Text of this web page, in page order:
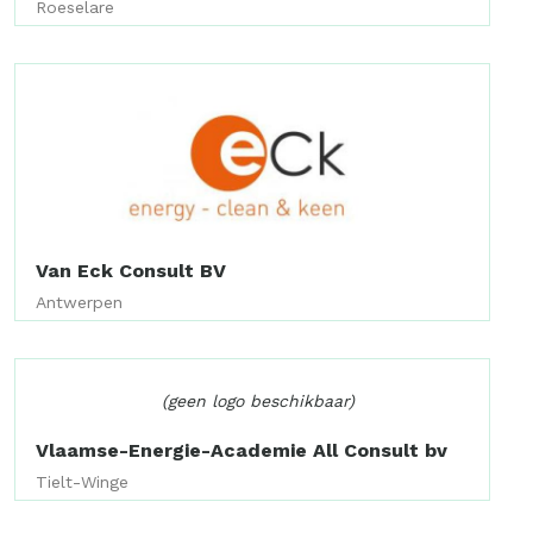
Roeselare
Van Eck Consult BV
Antwerpen
(geen logo beschikbaar)
Vlaamse-Energie-Academie All Consult bv
Tielt-Winge